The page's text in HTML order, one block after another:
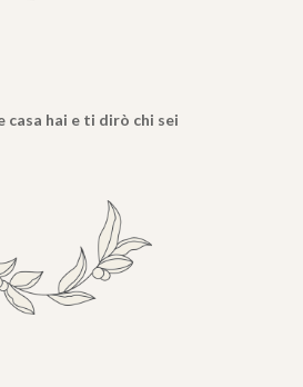
casa hai e ti dirò chi sei